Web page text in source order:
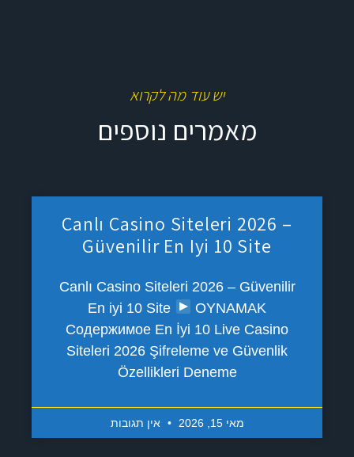
יש עוד מה לקרוא
מאמרים נוספים
Canlı Casino Siteleri 2026 –
Güvenilir En Iyi 10 Site
Canlı Casino Siteleri 2026 – Güvenilir
En iyi 10 Site
OYNAMAK
Содержимое En İyi 10 Live Casino
Siteleri 2026 Şifreleme ve Güvenlik
Özellikleri Deneme
מאי 15, 2026 אין תגובות